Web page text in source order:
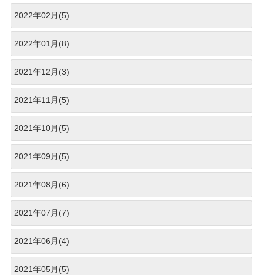
2022年02月(5)
2022年01月(8)
2021年12月(3)
2021年11月(5)
2021年10月(5)
2021年09月(5)
2021年08月(6)
2021年07月(7)
2021年06月(4)
2021年05月(5)